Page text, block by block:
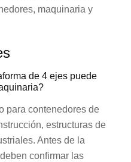
maquinaria y
de 4 ejes puede
para contenedores de
estructuras de
Antes de la
confirmar las